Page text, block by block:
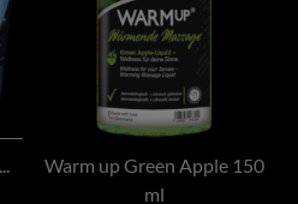
Warm up Green Apple 150
ml